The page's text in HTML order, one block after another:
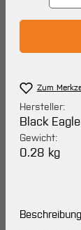
Zum
Hersteller:
Black Eagle
Gewicht:
0.28 kg
Beschreibung